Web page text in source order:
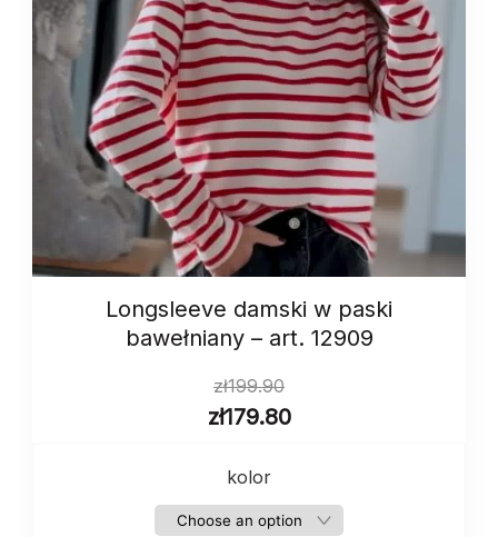
Longsleeve damski w paski
bawełniany – art. 12909
zł199.90
zł179.80
kolor